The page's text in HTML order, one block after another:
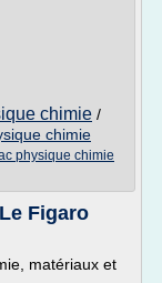
chimie /
chimie
physique chimie
Figaro
matériaux et